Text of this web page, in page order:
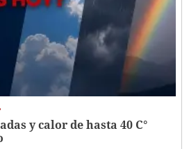
y calor de hasta 40 C°